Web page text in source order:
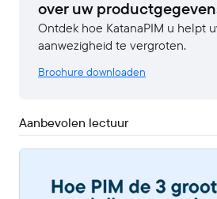
over uw
Ontdek hoe KatanaPIM u helpt
aanwezigheid te vergroten.
Brochure downloaden
Aanbevolen lectuur